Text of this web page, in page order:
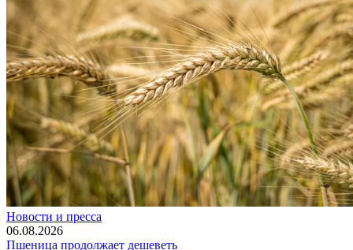
Новости и пресса
06.08.2026
Пшеница продолжает дешеветь